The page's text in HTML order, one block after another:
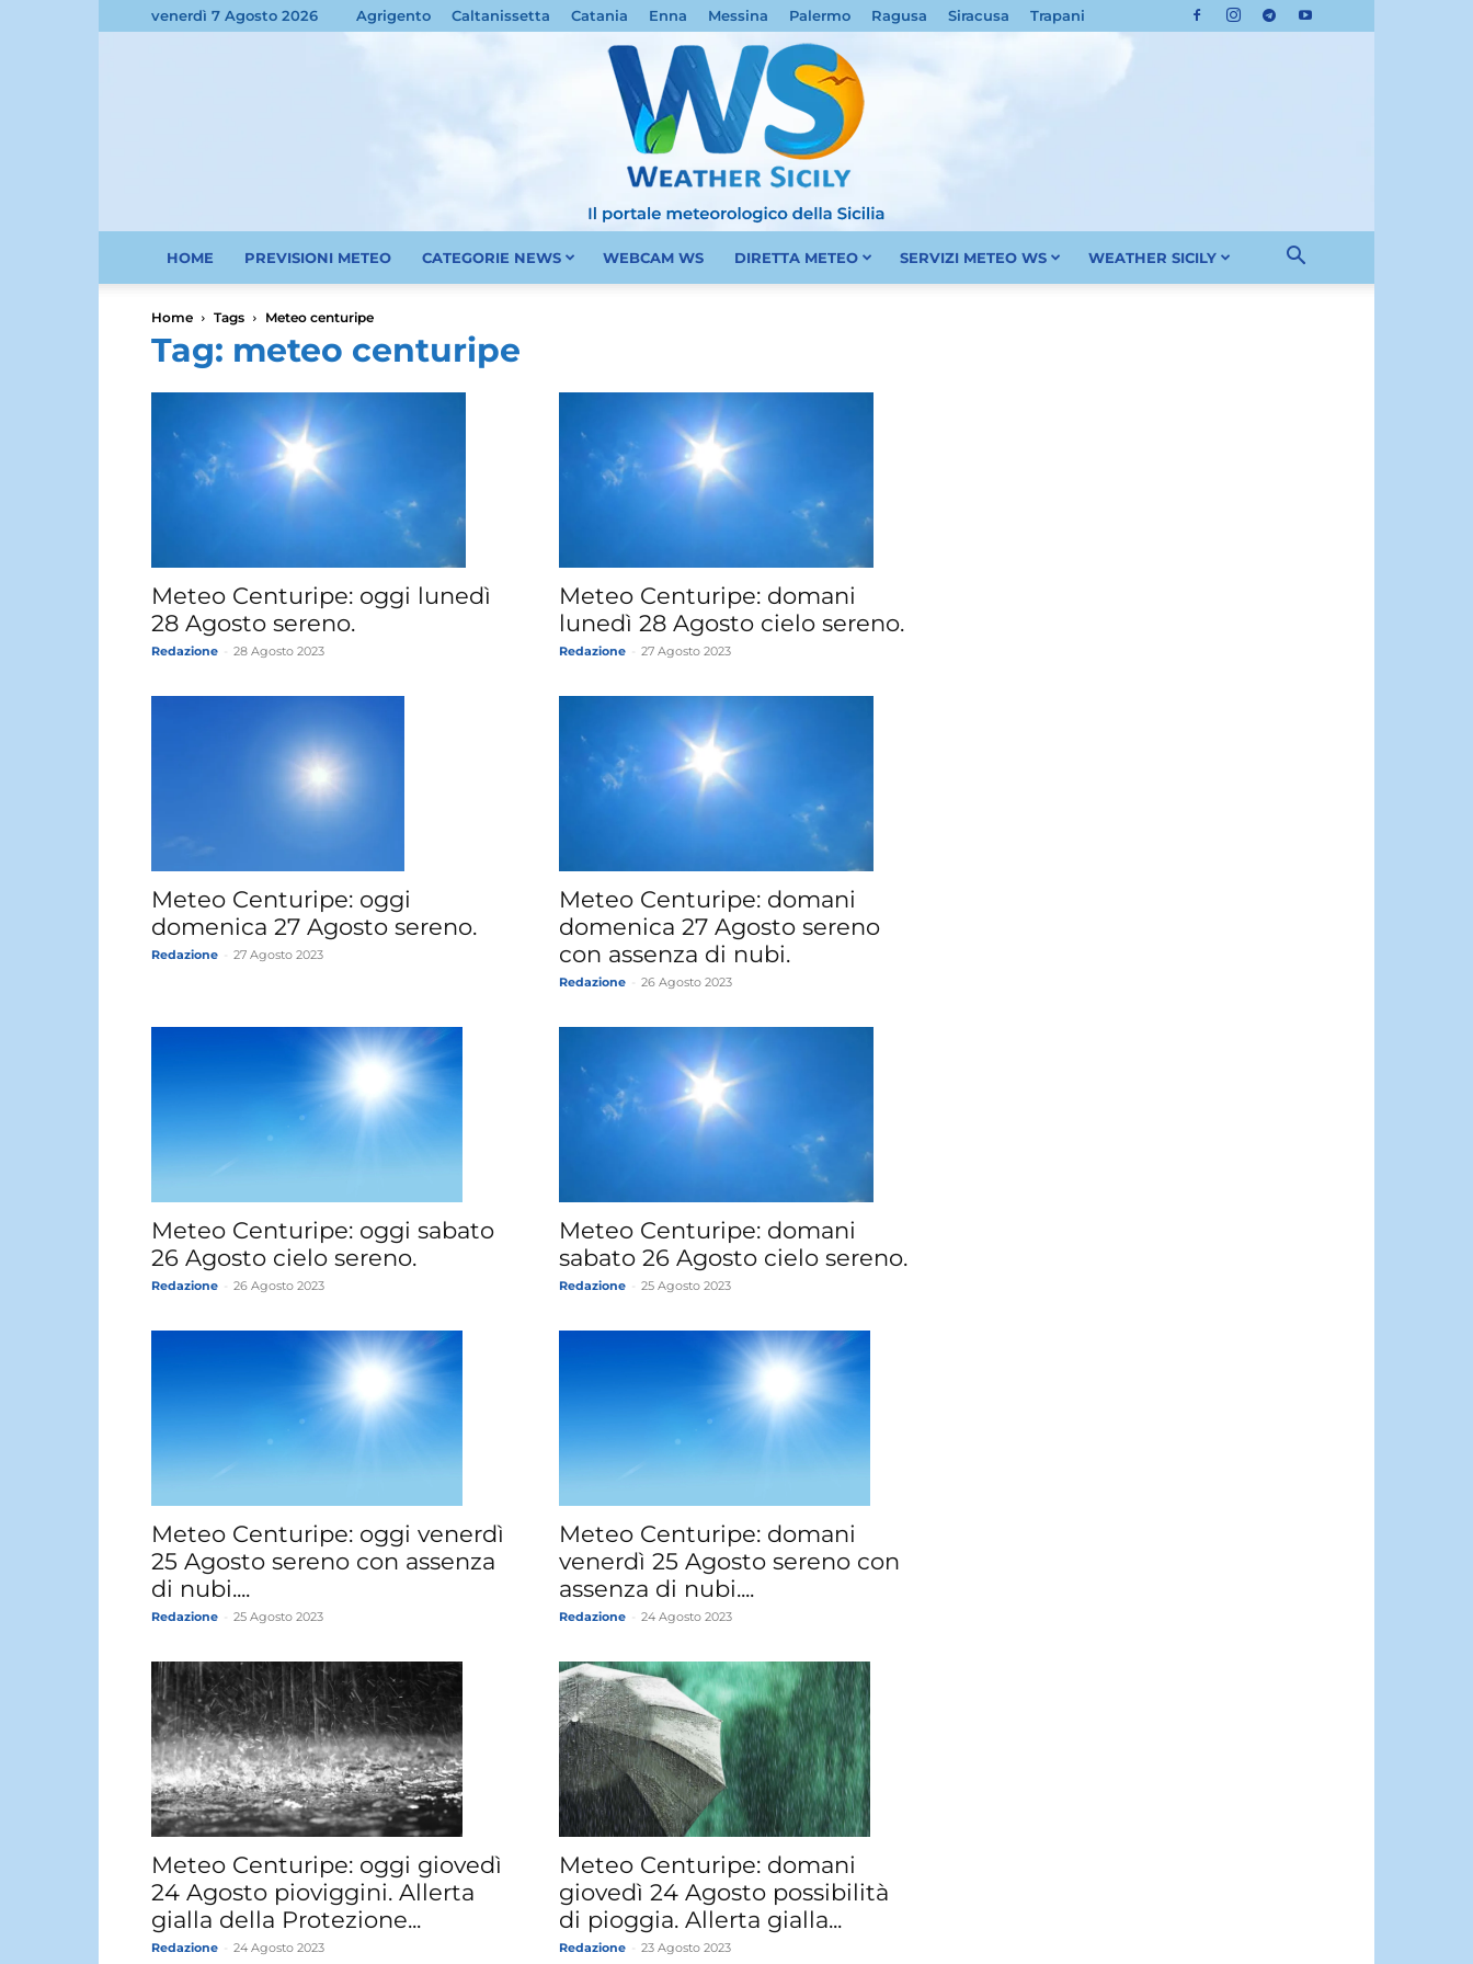
venerdì 7 Agosto 2026 Agrigento Caltanissetta Catania Enna Messina Palermo Ragusa Siracusa Trapani
Sicilia
Sicily.it
HOME PREVISIONI METEO CATEGORIE NEWS WEBCAM WS DIRETTA METEO SERVIZI METEO WS WEATHER SICILY
Home Tags Meteo centuripe
Tag: meteo centuripe
Meteo Centuripe: oggi lunedì
28 Agosto sereno.
Redazione 28 Agosto 2023
Meteo Centuripe: domani
lunedì 28 Agosto cielo sereno.
Redazione 27 Agosto 2023
Meteo Centuripe: oggi
domenica 27 Agosto sereno.
Redazione 27 Agosto 2023
Meteo Centuripe: domani
domenica 27 Agosto sereno
con assenza di nubi.
Redazione 26 Agosto 2023
Meteo Centuripe: oggi sabato
26 Agosto cielo sereno.
Redazione 26 Agosto 2023
Meteo Centuripe: domani
sabato 26 Agosto cielo sereno.
Redazione 25 Agosto 2023
Meteo Centuripe: oggi venerdì
25 Agosto sereno con assenza
di nubi....
Redazione 25 Agosto 2023
Meteo Centuripe: domani
venerdì 25 Agosto sereno con
assenza di nubi....
Redazione 24 Agosto 2023
Meteo Centuripe: oggi giovedì
24 Agosto pioviggini. Allerta
gialla della Protezione...
Redazione 24 Agosto 2023
Meteo Centuripe: domani
giovedì 24 Agosto possibilità
di pioggia. Allerta gialla...
Redazione 23 Agosto 2023